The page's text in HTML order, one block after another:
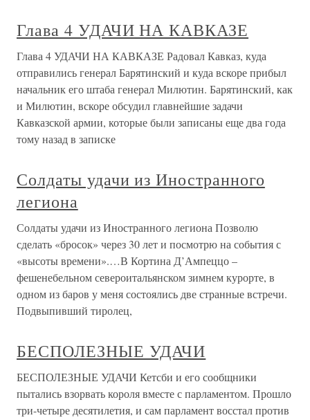
Глава 4 УДАЧИ НА КАВКАЗЕ
Глава 4 УДАЧИ НА КАВКАЗЕ Радовал Кавказ, куда
отправились генерал Барятинский и куда вскоре прибыл
начальник его штаба генерал Милютин. Барятинский, как
и Милютин, вскоре обсудил главнейшие задачи
Кавказской армии, которые были записаны еще два года
тому назад в записке
Солдаты удачи из Иностранного
легиона
Солдаты удачи из Иностранного легиона Позволю
сделать «бросок» через 30 лет и посмотрю на события с
«высоты времени».…В Кортина Д’Ампеццо –
фешенебельном североитальянском зимнем курорте, в
одном из баров у меня состоялись две странные встречи.
Подвыпивший тиролец,
БЕСПОЛЕЗНЫЕ УДАЧИ
БЕСПОЛЕЗНЫЕ УДАЧИ Кетсби и его сообщники
пытались взорвать короля вместе с парламентом. Прошло
три-четыре десятилетия, и сам парламент восстал против